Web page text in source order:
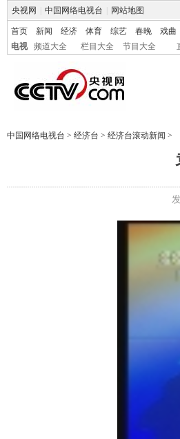
央视网 中国网络电视台 网站地图
首页 新闻 经济 体育 综艺 春晚 戏曲
电视
频道大全 栏目大全 节目大全
中国网络电视台 > 经济台 > 经济台滚动新闻 >